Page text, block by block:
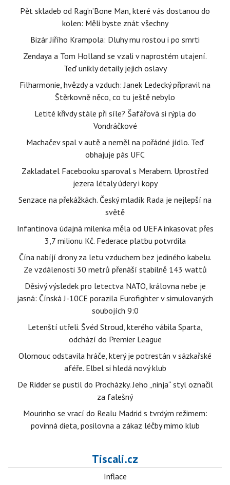
Pět skladeb od Rag’n’Bone Man, které vás dostanou do
kolen: Měli byste znát všechny
Bizár Jiřího Krampola: Dluhy mu rostou i po smrti
Zendaya a Tom Holland se vzali v naprostém utajení.
Teď unikly detaily jejich oslavy
Filharmonie, hvězdy a vzduch: Janek Ledecký připravil na
Štěrkovně něco, co tu ještě nebylo
Letité křivdy stále při síle? Šafářová si rýpla do
Vondráčkové
Machačev spal v autě a neměl na pořádné jídlo. Teď
obhajuje pás UFC
Zakladatel Facebooku sparoval s Merabem. Uprostřed
jezera létaly údery i kopy
Senzace na překážkách. Český mladík Rada je nejlepší na
světě
Infantinova údajná milenka měla od UEFA inkasovat přes
3,7 milionu Kč. Federace platbu potvrdila
Čína nabíjí drony za letu vzduchem bez jediného kabelu.
Ze vzdálenosti 30 metrů přenáší stabilně 143 wattů
Děsivý výsledek pro letectva NATO, královna nebe je
jasná: Čínská J-10CE porazila Eurofighter v simulovaných
soubojích 9:0
Letenští utřeli. Švéd Stroud, kterého vábila Sparta,
odchází do Premier League
Olomouc odstavila hráče, který je potrestán v sázkařské
aféře. Elbel si hledá nový klub
De Ridder se pustil do Procházky. Jeho „ninja“ styl označil
za falešný
Mourinho se vrací do Realu Madrid s tvrdým režimem:
povinná dieta, posilovna a zákaz léčby mimo klub
Tiscali.cz
Inflace